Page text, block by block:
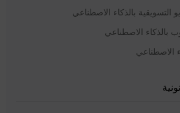
التسويقية بالذكاء الاصطناعي
بالذكاء الاصطناعي
الاصطناعي